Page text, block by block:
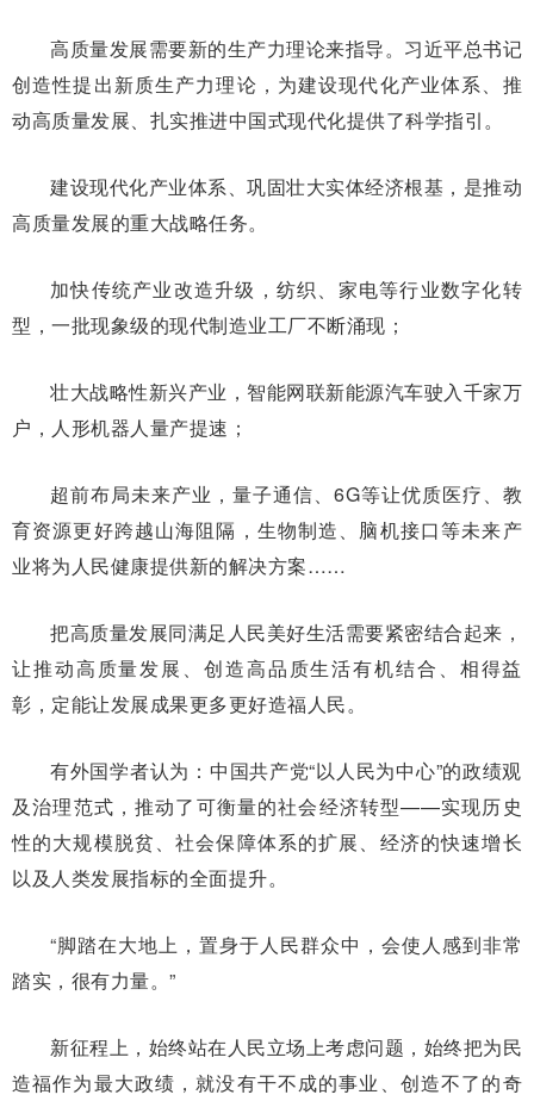
高质量发展需要新的生产力理论来指导。习近平总书记
创造性提出新质生产力理论，为建设现代化产业体系、推
动高质量发展、扎实推进中国式现代化提供了科学指引。
建设现代化产业体系、巩固壮大实体经济根基，是推动
高质量发展的重大战略任务。
加快传统产业改造升级，纺织、家电等行业数字化转
型，一批现象级的现代制造业工厂不断涌现；
壮大战略性新兴产业，智能网联新能源汽车驶入千家万
户，人形机器人量产提速；
超前布局未来产业，量子通信、6G等让优质医疗、教
育资源更好跨越山海阻隔，生物制造、脑机接口等未来产
业将为人民健康提供新的解决方案……
把高质量发展同满足人民美好生活需要紧密结合起来，
让推动高质量发展、创造高品质生活有机结合、相得益
彰，定能让发展成果更多更好造福人民。
有外国学者认为：中国共产党“以人民为中心”的政绩观
及治理范式，推动了可衡量的社会经济转型——实现历史
性的大规模脱贫、社会保障体系的扩展、经济的快速增长
以及人类发展指标的全面提升。
“脚踏在大地上，置身于人民群众中，会使人感到非常
踏实，很有力量。”
新征程上，始终站在人民立场上考虑问题，始终把为民
造福作为最大政绩，就没有干不成的事业、创造不了的奇